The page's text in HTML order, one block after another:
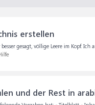
erstellen
gesagt, völlige Leere im Kopf. Ich
und der Rest in